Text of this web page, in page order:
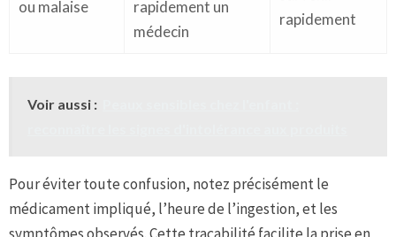
ou malaise
rapidement un
médecin
rapidement
Voir aussi :
Pour éviter toute confusion, notez précisément le
médicament impliqué, l’heure de l’ingestion, et les
symptômes observés. Cette traçabilité facilite la prise en